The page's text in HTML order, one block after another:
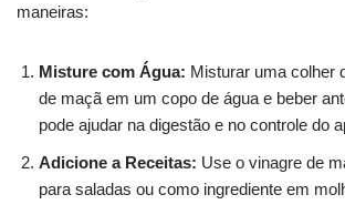
maneiras:
Misture com Água: Misturar uma colher
de maçã em um copo de água e beber
pode ajudar na digestão e no controle do
Adicione a Receitas: Use o vinagre de
para saladas ou como ingrediente em